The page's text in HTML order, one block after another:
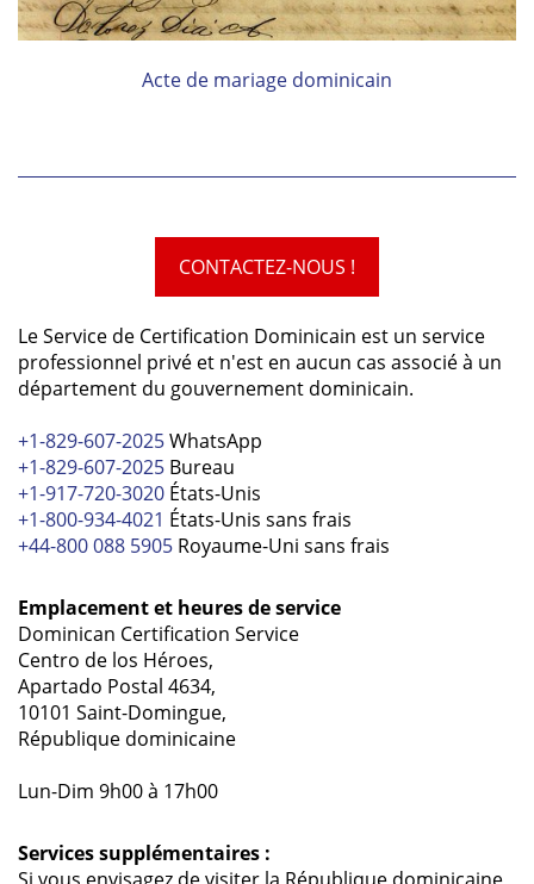
Acte de mariage dominicain
CONTACTEZ-NOUS !
Le Service de Certification Dominicain est un service
professionnel privé et n'est en aucun cas associé à un
département du gouvernement dominicain.
+1-829-607-2025WhatsApp
+1-829-607-2025 Bureau
+1-917-720-3020 États-Unis
+1-800-934-4021 États-Unis sans frais
+44-800 088 5905 Royaume-Uni sans frais
Emplacement et heures de service
Dominican Certification Service
Centro de los Héroes,
Apartado Postal 4634,
10101 Saint-Domingue,
République dominicaine
Lun-Dim 9h00 à 17h00
Services supplémentaires :